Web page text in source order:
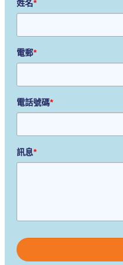
姓名*
電郵*
電話號碼*
訊息*
leave
this
field